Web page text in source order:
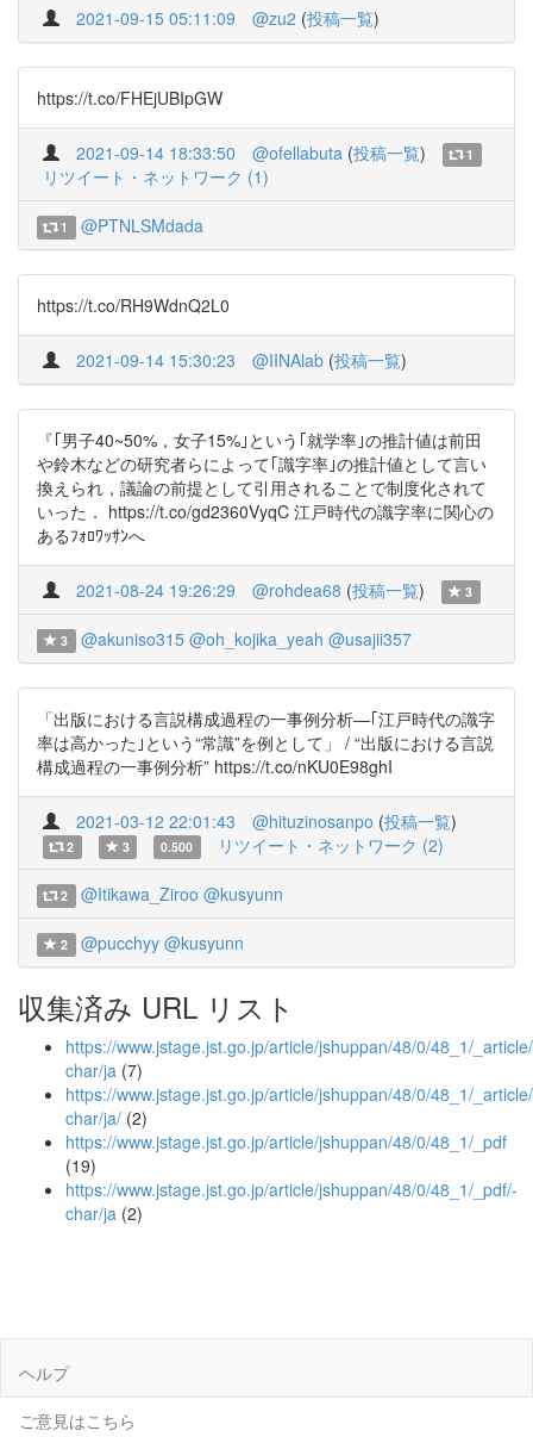
2021-09-15 05:11:09 @zu2 (投稿一覧)
https://t.co/FHEjUBIpGW
2021-09-14 18:33:50 @ofellabuta (投稿一覧) 1
リツイート・ネットワーク (1)
1 @PTNLSMdada
https://t.co/RH9WdnQ2L0
2021-09-14 15:30:23 @IINAlab (投稿一覧)
『｢男子40~50%，女子15%｣という｢就学率｣の推計値は前田
や鈴木などの研究者らによって｢識字率｣の推計値として言い
換えられ，議論の前提として引用されることで制度化されて
いった． https://t.co/gd2360VyqC 江戸時代の識字率に関心の
あるﾌｫﾛﾜｯｻﾝへ
2021-08-24 19:26:29 @rohdea68 (投稿一覧) 3
3 @akuniso315 @oh_kojika_yeah @usajii357
「出版における言説構成過程の一事例分析―｢江戸時代の識字
率は高かった｣という“常識”を例として」 / “出版における言説
構成過程の一事例分析” https://t.co/nKU0E98ghI
2021-03-12 22:01:43 @hituzinosanpo (投稿一覧)
2 3 0.500 リツイート・ネットワーク (2)
2 @Itikawa_Ziroo @kusyunn
2 @pucchyy @kusyunn
収集済み URL リスト
https://www.jstage.jst.go.jp/article/jshuppan/48/0/48_1/
char/ja (7)
https://www.jstage.jst.go.jp/article/jshuppan/48/0/48_1/
char/ja/ (2)
https://www.jstage.jst.go.jp/article/jshuppan/48/0/48_1/_pdf
(19)
https://www.jstage.jst.go.jp/article/jshuppan/48/0/48_1/_pdf/-
char/ja (2)
ヘルプ
ご意見はこちら